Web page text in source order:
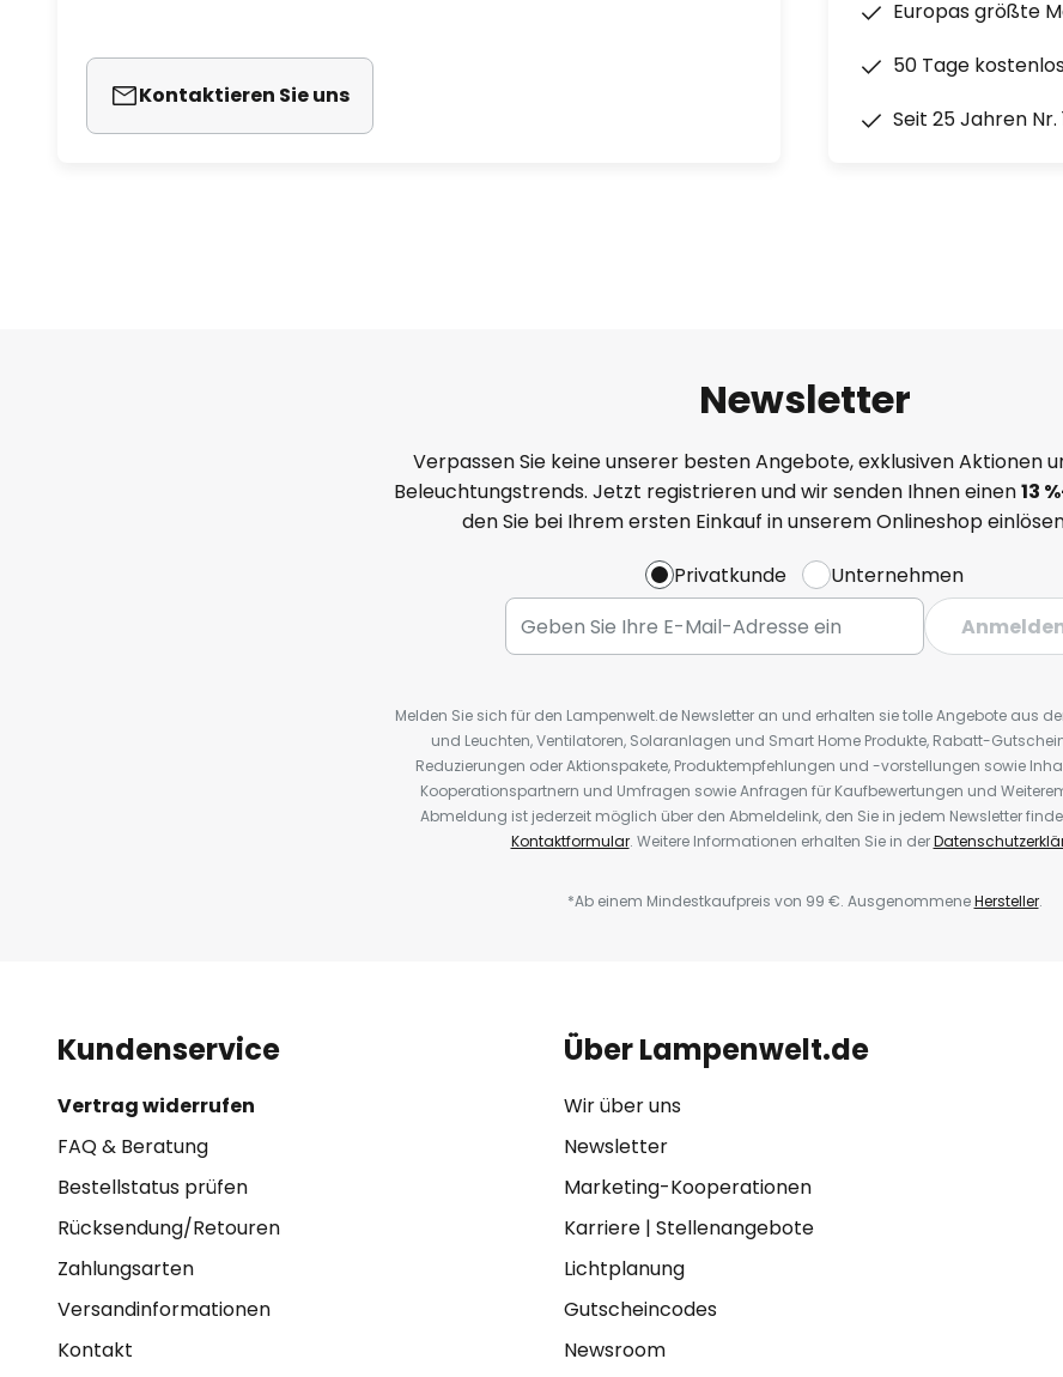
Kontaktieren Sie uns
Europas größte
50 Tage
Seit 25 Jahren
Newsletter
Verpassen Sie keine unserer besten Angebote, exklusiven Aktionen
Beleuchtungstrends. Jetzt registrieren und wir senden Ihnen einen13 %
den Sie bei Ihrem ersten Einkauf in unserem Onlineshop
Privatkunde
Unternehmen
Melden Sie sich für den Lampenwelt.de Newsletter an und erhalten sie tolle Angebote aus
und Leuchten, Ventilatoren, Solaranlagen und Smart Home Produkte, Rabatt-
Reduzierungen oder Aktionspakete, Produktempfehlungen und -vorstellungen sowie
Kooperationspartnern und Umfragen sowie Anfragen für Kaufbewertungen und
Abmeldung ist jederzeit möglich über den Abmeldelink, den Sie in jedem Newsletter
Kontaktformular. Weitere Informationen erhalten Sie in der
*Ab einem Mindestkaufpreis von 99 €. AusgenommeneHersteller.
Kundenservice
Vertrag widerrufen
FAQ & Beratung
Bestellstatus prüfen
Rücksendung/Retouren
Zahlungsarten
Versandinformationen
Kontakt
Über Lampenwelt.de
Wir über uns
Newsletter
Marketing-Kooperationen
Karriere| Stellenangebote
Lichtplanung
Gutscheincodes
Newsroom